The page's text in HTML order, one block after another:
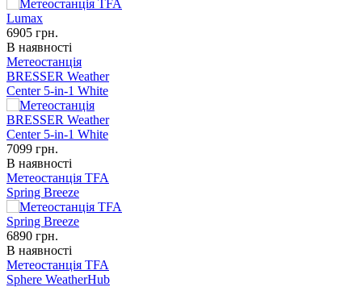
6905 грн.
В наявності
Метеостанція
BRESSER Weather
Center 5-in-1 White
7099 грн.
В наявності
Метеостанція TFA
Spring Breeze
6890 грн.
В наявності
Метеостанція TFA
Sphere WeatherHub